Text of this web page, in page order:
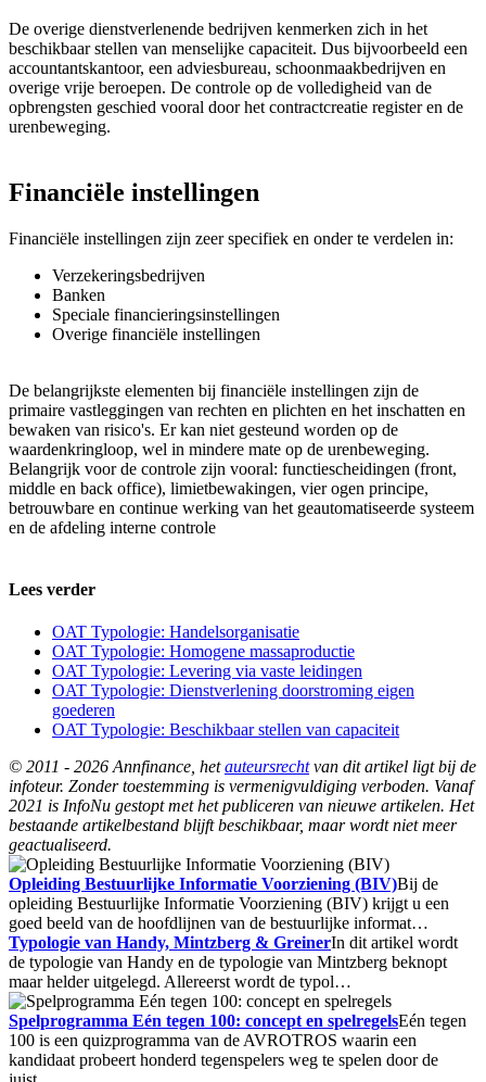
De overige dienstverlenende bedrijven kenmerken zich in het
beschikbaar stellen van menselijke capaciteit. Dus bijvoorbeeld een
accountantskantoor, een adviesbureau, schoonmaakbedrijven en
overige vrije beroepen. De controle op de volledigheid van de
opbrengsten geschied vooral door het contractcreatie register en de
urenbeweging.
Financiële instellingen
Financiële instellingen zijn zeer specifiek en onder te verdelen in:
Verzekeringsbedrijven
Banken
Speciale financieringsinstellingen
Overige financiële instellingen
De belangrijkste elementen bij financiële instellingen zijn de
primaire vastleggingen van rechten en plichten en het inschatten en
bewaken van risico's. Er kan niet gesteund worden op de
waardenkringloop, wel in mindere mate op de urenbeweging.
Belangrijk voor de controle zijn vooral: functiescheidingen (front,
middle en back office), limietbewakingen, vier ogen principe,
betrouwbare en continue werking van het geautomatiseerde systeem
en de afdeling interne controle
Lees verder
OAT Typologie: Handelsorganisatie
OAT Typologie: Homogene massaproductie
OAT Typologie: Levering via vaste leidingen
OAT Typologie: Dienstverlening doorstroming eigen
goederen
OAT Typologie: Beschikbaar stellen van capaciteit
© 2011 - 2026 Annfinance, hetauteursrechtvan dit artikel ligt bij de
infoteur. Zonder toestemming is vermenigvuldiging verboden. Vanaf
2021 is InfoNu gestopt met het publiceren van nieuwe artikelen. Het
bestaande artikelbestand blijft beschikbaar, maar wordt niet meer
geactualiseerd.
Opleiding Bestuurlijke Informatie Voorziening (BIV)Bij de
opleiding Bestuurlijke Informatie Voorziening (BIV) krijgt u een
goed beeld van de hoofdlijnen van de bestuurlijke informat…
Typologie van Handy, Mintzberg & GreinerIn dit artikel wordt
de typologie van Handy en de typologie van Mintzberg beknopt
maar helder uitgelegd. Allereerst wordt de typol…
Spelprogramma Eén tegen 100: concept en spelregelsEén tegen
100 is een quizprogramma van de AVROTROS waarin een
kandidaat probeert honderd tegenspelers weg te spelen door de